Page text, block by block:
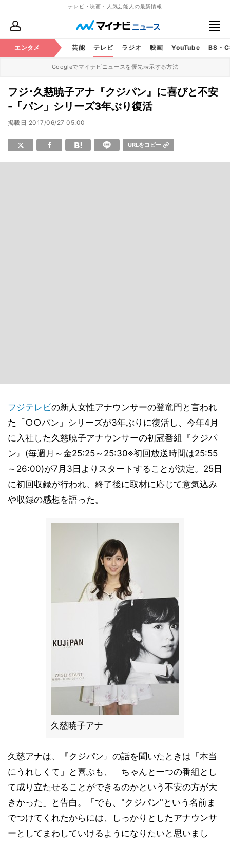
テレビ・映画・人気芸能人の最新情報
エンタメ 芸能 テレビ ラジオ 映画 YouTube BS・
Googleでマイナビニュースを優先表示する方法
フジ･久慈暁子アナ『クジパン』に喜びと不安
-「パン」シリーズ3年ぶり復活
掲載日 2017/06/27 05:00
URLをコピー
フジテレビの新人女性アナウンサーの登竜門と言われ
た「○○パン」シリーズが3年ぶりに復活し、今年4月
に入社した久慈暁子アナウンサーの初冠番組『クジパ
ン』(毎週月～金25:25～25:30※初回放送時間は25:55
～26:00)が7月3日よりスタートすることが決定。25日
に初回収録が行われ、終了後に取材に応じて意気込み
や収録の感想を語った。
久慈暁子アナ
久慈アナは、『クジパン』の話を聞いたときは「本当
にうれしくて」と喜ぶも、「ちゃんと一つの番組とし
て成り立たせることができるのかという不安の方が大
きかった」と告白。「でも、"クジパン"という名前ま
でつけてくれたからには、しっかりとしたアナウンサ
ーとしてまわしていけるようになりたいと思いまし